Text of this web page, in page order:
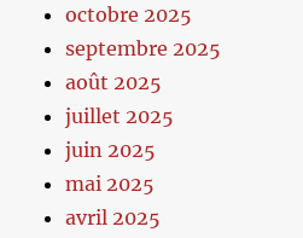
octobre 2025
septembre 2025
août 2025
juillet 2025
juin 2025
mai 2025
avril 2025